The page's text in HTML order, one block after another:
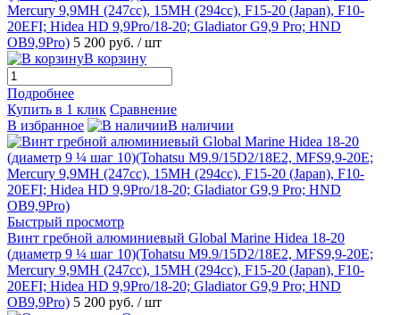
Mercury 9,9MH (247cc), 15MH (294cc), F15-20 (Japan), F10-
20EFI; Hidea HD 9,9Pro/18-20; Gladiator G9,9 Pro; HND
OB9,9Pro) 5 200 руб. / шт
В корзину
Подробнее
Купить в 1 клик Сравнение
В избранное
В наличии
Быстрый просмотр
Винт гребной алюминиевый Global Marine Hidea 18-20
(диаметр 9 ¼ шаг 10)(Tohatsu M9.9/15D2/18E2, MFS9,9-20E;
Mercury 9,9MH (247cc), 15MH (294cc), F15-20 (Japan), F10-
20EFI; Hidea HD 9,9Pro/18-20; Gladiator G9,9 Pro; HND
OB9,9Pro) 5 200 руб. / шт